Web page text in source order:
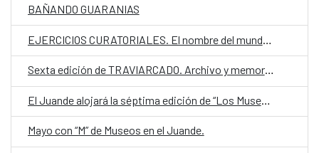
BAÑANDO GUARANIAS
Sexta edición de TRAVIARCADO. Archivo y memoria trans en Paraguay
El Juande alojará la séptima edición de “Los Museos de Muestran”
Mayo con “M” de Museos en el Juande.